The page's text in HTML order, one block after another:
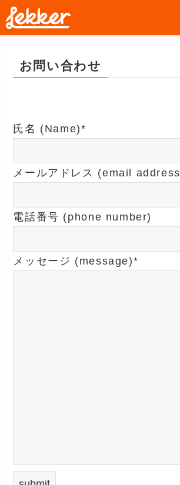
お問い合わせ
氏名 (Name)*
メールアドレス (email
電話番号 (phone number)
メッセージ (message)*